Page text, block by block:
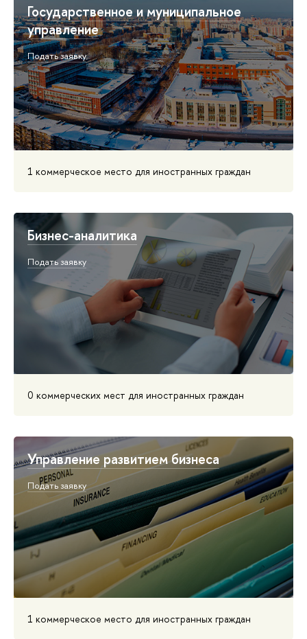
Государственное и муниципальное
управление
Подать заявку
1 коммерческое место для иностранных граждан
Бизнес-аналитика
Подать заявку
0 коммерческих мест для иностранных граждан
Управление развитием бизнеса
Подать заявку
1 коммерческое место для иностранных граждан